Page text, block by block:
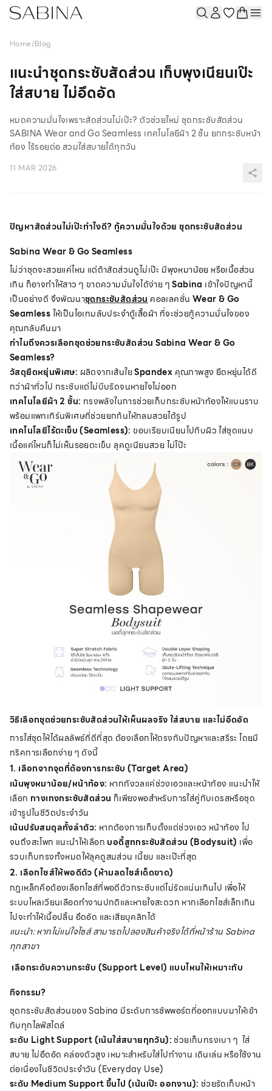
Home/Blog
แนะนำชุดกระชับสัดส่วน เก็บพุงเนียนเป๊ะ
ใส่สบาย ไม่อึดอัด
หมดความมั่นใจเพราะสัดส่วนไม่เป๊ะ? ตัวช่วยใหม่ ชุดกระชับสัดส่วน
SABINA Wear and Go Seamless เทคโนโลยีผ้า 2 ชั้น ยกกระชับหน้า
ท้อง ไร้รอยต่อ สวมใส่สบายได้ทุกวัน
11 MAR 2026
ปัญหาสัดส่วนไม่เป๊ะทำไงดี? กู้ความมั่นใจด้วย ชุดกระชับสัดส่วน
Sabina Wear & Go Seamless
ไม่ว่าชุดจะสวยแค่ไหน แต่ถ้าสัดส่วนดูไม่เป๊ะ มีพุงหมาน้อย หรือเนื้อส่วน
เกิน ก็อาจทำให้สาว ๆ ขาดความมั่นใจได้ง่าย ๆSabina เข้าใจปัญหานี้
เป็นอย่างดี จึงพัฒนาชุดกระชับสัดส่วน คอลเลคชั่น Wear & Go
Seamlessให้เป็นไอเทมลับประจำตู้เสื้อผ้า ที่จะช่วยกู้ความมั่นใจของ
คุณกลับคืนมา
ทำไมถึงควรเลือกชุดช่วยกระชับสัดส่วน Sabina Wear & Go
Seamless?
วัสดุยืดหยุ่นพิเศษ: ผลิตจากเส้นใยSpandex คุณภาพสูง ยืดหยุ่นได้ดี
กว่าผ้าทั่วไป กระชับแต่ไม่บีบรัดจนหายใจไม่ออก
เทคโนโลยีผ้า 2 ชั้น: ทรงพลังในการช่วยเก็บกระชับหน้าท้องให้แบนราบ
พร้อมแพทเทิร์นพิเศษที่ช่วยยกก้นให้กลมสวยได้รูป
เทคโนโลยีไร้ตะเข็บ (Seamless): ขอบเรียบเนียนไปกับผิว ใส่ชุดแนบ
เนื้อแค่ไหนก็ไม่เห็นรอยตะเข็บ ลุคดูเนียนสวย ไม่โป๊ะ
วิธีเลือกชุดช่วยกระชับสัดส่วนให้เห็นผลจริง ใส่สบาย และไม่อึดอัด
การใส่ชุดให้ได้ผลลัพธ์ที่ดีที่สุด ต้องเลือกให้ตรงกับปัญหาและสรีระ โดยมี
ทริคการเลือกง่าย ๆ ดังนี้
1. เลือกจากจุดที่ต้องการกระชับ (Target Area)
เน้นพุงหมาน้อย/หน้าท้อง: หากกังวลแค่ช่วงเอวและหน้าท้อง แนะนำให้
เลือก กางเกงกระชับสัดส่วน ก็เพียงพอสำหรับการใส่คู่กับเดรสหรือชุด
เข้ารูปในชีวิตประจำวัน
เน้นปรับสมดุลทั้งลำตัว: หากต้องการเก็บตั้งแต่ช่วงเอว หน้าท้อง ไป
จนถึงสะโพก แนะนำให้เลือก บอดี้สูทกระชับสัดส่วน (Bodysuit) เพื่อ
รวบเก็บทรงทั้งหมดให้ลุคดูสมส่วน เนี้ยบ และเป๊ะที่สุด
2. เลือกไซส์ให้พอดีตัว (ห้ามลดไซส์เด็ดขาด)
กฎเหล็กคือต้องเลือกไซส์ที่พอดีตัวกระชับแต่ไม่รัดแน่นเกินไป เพื่อให้
ระบบไหลเวียนเลือดทำงานปกติและหายใจสะดวก หากเลือกไซส์เล็กเกิน
ไปจะทำให้เนื้อปลิ้น อึดอัด และเสียบุคลิกได้
แนะนำ: หากไม่แน่ใจไซส์ สามารถไปลองสินค้าจริงได้ที่หน้าร้าน Sabina
ทุกสาขา
เลือกระดับความกระชับ (Support Level) แบบไหนให้เหมาะกับ
กิจกรรม?
ชุดกระชับสัดส่วนของ Sabina มีระดับการซัพพอร์ตที่ออกแบบมาให้เข้า
กับทุกไลฟ์สไตล์
ระดับ Light Support (เน้นใส่สบายทุกวัน):ช่วยเก็บทรงเบา ๆ ใส่
สบาย ไม่อึดอัด คล่องตัวสูง เหมาะสำหรับใส่ไปทำงาน เดินเล่น หรือใช้งาน
ต่อเนื่องในชีวิตประจำวัน (Everyday Use)
ระดับ Medium Support ขึ้นไป (เน้นเป๊ะ ออกงาน): ช่วยรัดเก็บหน้า